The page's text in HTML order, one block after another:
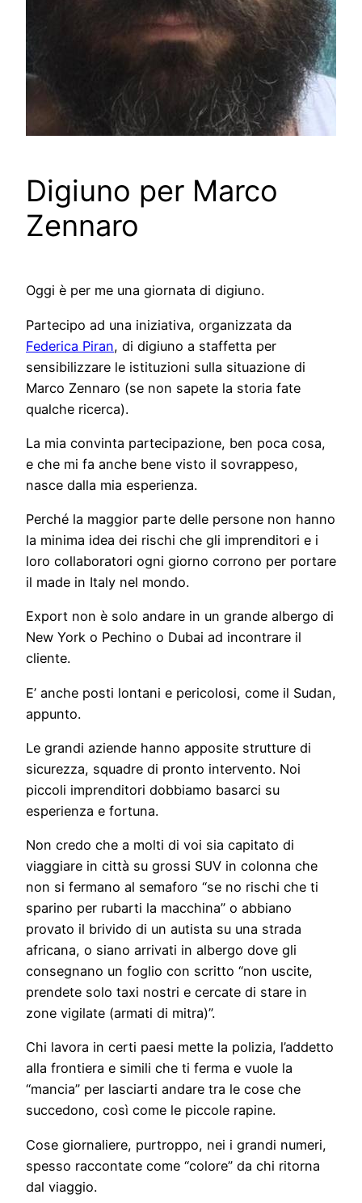
Digiuno per Marco
Zennaro
Oggi è per me una giornata di digiuno.
Partecipo ad una iniziativa, organizzata da
Federica Piran, di digiuno a staffetta per
sensibilizzare le istituzioni sulla situazione di
Marco Zennaro (se non sapete la storia fate
qualche ricerca).
La mia convinta partecipazione, ben poca cosa,
e che mi fa anche bene visto il sovrappeso,
nasce dalla mia esperienza.
Perché la maggior parte delle persone non hanno
la minima idea dei rischi che gli imprenditori e i
loro collaboratori ogni giorno corrono per portare
il made in Italy nel mondo.
Export non è solo andare in un grande albergo di
New York o Pechino o Dubai ad incontrare il
cliente.
E’ anche posti lontani e pericolosi, come il Sudan,
appunto.
Le grandi aziende hanno apposite strutture di
sicurezza, squadre di pronto intervento. Noi
piccoli imprenditori dobbiamo basarci su
esperienza e fortuna.
Non credo che a molti di voi sia capitato di
viaggiare in città su grossi SUV in colonna che
non si fermano al semaforo “se no rischi che ti
sparino per rubarti la macchina” o abbiano
provato il brivido di un autista su una strada
africana, o siano arrivati in albergo dove gli
consegnano un foglio con scritto “non uscite,
prendete solo taxi nostri e cercate di stare in
zone vigilate (armati di mitra)”.
Chi lavora in certi paesi mette la polizia, l’addetto
alla frontiera e simili che ti ferma e vuole la
“mancia” per lasciarti andare tra le cose che
succedono, così come le piccole rapine.
Cose giornaliere, purtroppo, nei i grandi numeri,
spesso raccontate come “colore” da chi ritorna
dal viaggio.